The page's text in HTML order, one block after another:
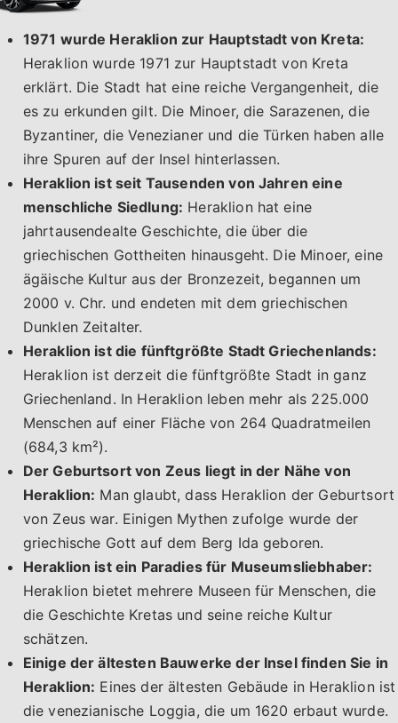
1971 wurde Heraklion zur Hauptstadt von Kreta:
Heraklion wurde 1971 zur Hauptstadt von Kreta
erklärt. Die Stadt hat eine reiche Vergangenheit, die
es zu erkunden gilt. Die Minoer, die Sarazenen, die
Byzantiner, die Venezianer und die Türken haben alle
ihre Spuren auf der Insel hinterlassen.
Heraklion ist seit Tausenden von Jahren eine
menschliche Siedlung: Heraklion hat eine
jahrtausendealte Geschichte, die über die
griechischen Gottheiten hinausgeht. Die Minoer, eine
ägäische Kultur aus der Bronzezeit, begannen um
2000 v. Chr. und endeten mit dem griechischen
Dunklen Zeitalter.
Heraklion ist die fünftgrößte Stadt Griechenlands:
Heraklion ist derzeit die fünftgrößte Stadt in ganz
Griechenland. In Heraklion leben mehr als 225.000
Menschen auf einer Fläche von 264 Quadratmeilen
(684,3 km²).
Der Geburtsort von Zeus liegt in der Nähe von
Heraklion: Man glaubt, dass Heraklion der Geburtsort
von Zeus war. Einigen Mythen zufolge wurde der
griechische Gott auf dem Berg Ida geboren.
Heraklion ist ein Paradies für Museumsliebhaber:
Heraklion bietet mehrere Museen für Menschen, die
die Geschichte Kretas und seine reiche Kultur
schätzen.
Einige der ältesten Bauwerke der Insel finden Sie in
Heraklion: Eines der ältesten Gebäude in Heraklion ist
die venezianische Loggia, die um 1620 erbaut wurde.